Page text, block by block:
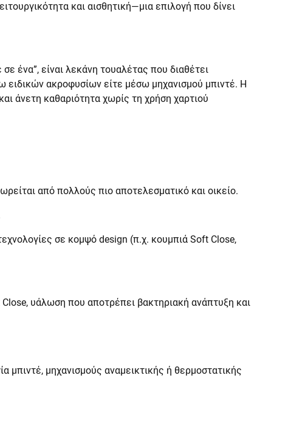
και αισθητική—μια επιλογή που δίνει
ένα”, είναι λεκάνη τουαλέτας που διαθέτει
ακροφυσίων είτε μέσω μηχανισμού μπιντέ. Η
άνετη καθαριότητα χωρίς τη χρήση χαρτιού
από πολλούς πιο αποτελεσματικό και οικείο.
σε κομψό design (π.χ. κουμπιά Soft Close,
υάλωση που αποτρέπει βακτηριακή ανάπτυξη και
μηχανισμούς αναμεικτικής ή θερμοστατικής